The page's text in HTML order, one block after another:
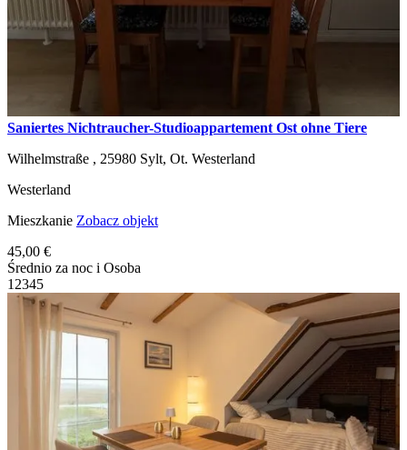
Saniertes Nichtraucher-Studioappartement Ost ohne Tiere
Wilhelmstraße , 25980 Sylt, Ot. Westerland
Westerland
Mieszkanie Zobacz objekt
45,00 €
Średnio za noc i Osoba
1 2345